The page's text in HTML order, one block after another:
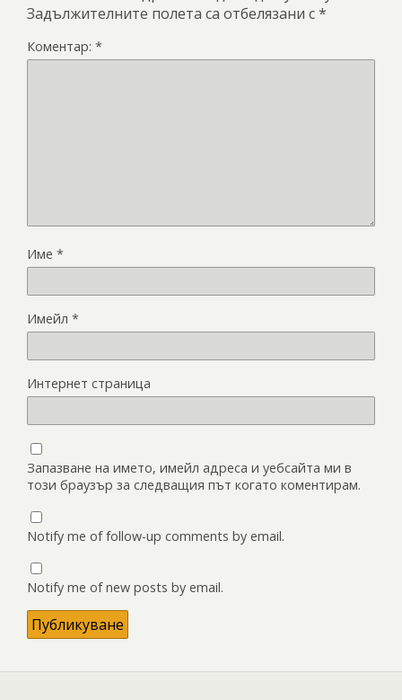
Задължителните полета са отбелязани с*
Коментар: *
Име *
Имейл *
Интернет страница
Запазване на името, имейл адреса и уебсайта ми в
този браузър за следващия път когато коментирам.
Notify me of follow-up comments by email.
Notify me of new posts by email.